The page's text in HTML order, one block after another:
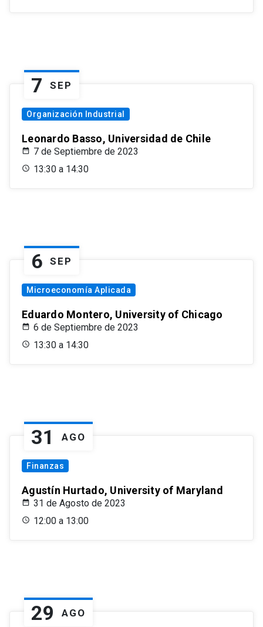
7 SEP
Organización Industrial
Leonardo Basso, Universidad de Chile
7 de Septiembre de 2023
13:30 a 14:30
6 SEP
Microeconomía Aplicada
Eduardo Montero, University of Chicago
6 de Septiembre de 2023
13:30 a 14:30
31 AGO
Finanzas
Agustín Hurtado, University of Maryland
31 de Agosto de 2023
12:00 a 13:00
29 AGO